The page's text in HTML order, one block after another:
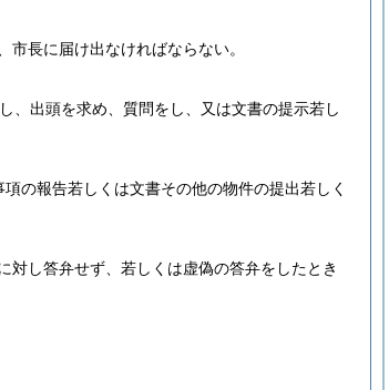
長に届け出なければならない。
、出頭を求め、質問をし、又は文書の提示若し
の報告若しくは文書その他の物件の提出若しく
対し答弁せず、若しくは虚偽の答弁をしたとき